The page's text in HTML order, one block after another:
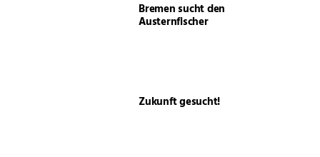
Bremen sucht den
Austernfischer
Zukunft gesucht!